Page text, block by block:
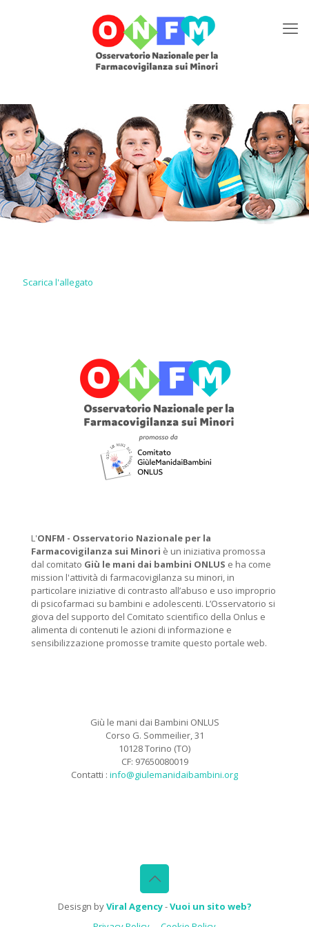
Scarica l'allegato
L'ONFM - Osservatorio Nazionale per la
Farmacovigilanza sui Minori è un iniziativa promossa
dal comitato Giù le mani dai bambini ONLUS e ha come
mission l'attività di farmacovigilanza su minori, in
particolare iniziative di contrasto all’abuso e uso improprio
di psicofarmaci su bambini e adolescenti. L’Osservatorio si
giova del supporto del Comitato scientifico della Onlus e
alimenta di contenuti le azioni di informazione e
sensibilizzazione promosse tramite questo portale web.
Giù le mani dai Bambini ONLUS
Corso G. Sommeilier, 31
10128 Torino (TO)
CF: 97650080019
Contatti : info@giulemanidaibambini.org
Desisgn byViral Agency-Vuoi un sito web?